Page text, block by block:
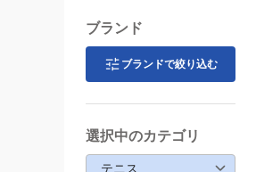
ブランド
ブランドで絞り込む
選択中のカテゴリ
テニス